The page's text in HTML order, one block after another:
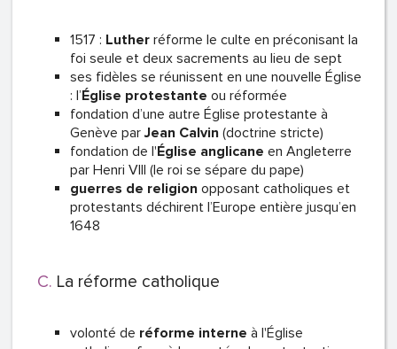
1517 : Luther réforme le culte en préconisant la
foi seule et deux sacrements au lieu de sept
ses fidèles se réunissent en une nouvelle Église
: l’Église protestante ou réformée
fondation d’une autre Église protestante à
Genève parJean Calvin (doctrine stricte)
fondation de l'Église anglicane en Angleterre
par Henri VIII (le roi se sépare du pape)
guerres de religion opposant catholiques et
protestants déchirent l’Europe entière jusqu’en
1648
La réforme catholique
volonté de réforme interne à l'Église